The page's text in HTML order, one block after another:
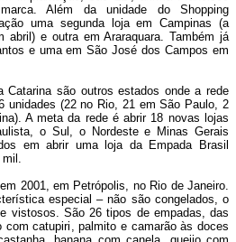
Além da unidade do Shopping
uma segunda loja em Campinas (a
abril) e outra em Araraquara. Também já
e uma em São José dos Campos em
Catarina são outros estados onde a rede
unidades (22 no Rio, 21 em São Paulo, 2
A meta da rede é abrir 18 novas lojas
o Sul, o Nordeste e Minas Gerais
em abrir uma loja da Empada Brasil
mil.
2001, em Petrópolis, no Rio de Janeiro.
especial – não são congelados, o
vistosos. São 26 tipos de empadas, das
com catupiri, palmito e camarão às doces